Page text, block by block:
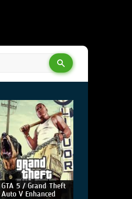
GTA 5 / Grand Theft
Auto V Enhanced